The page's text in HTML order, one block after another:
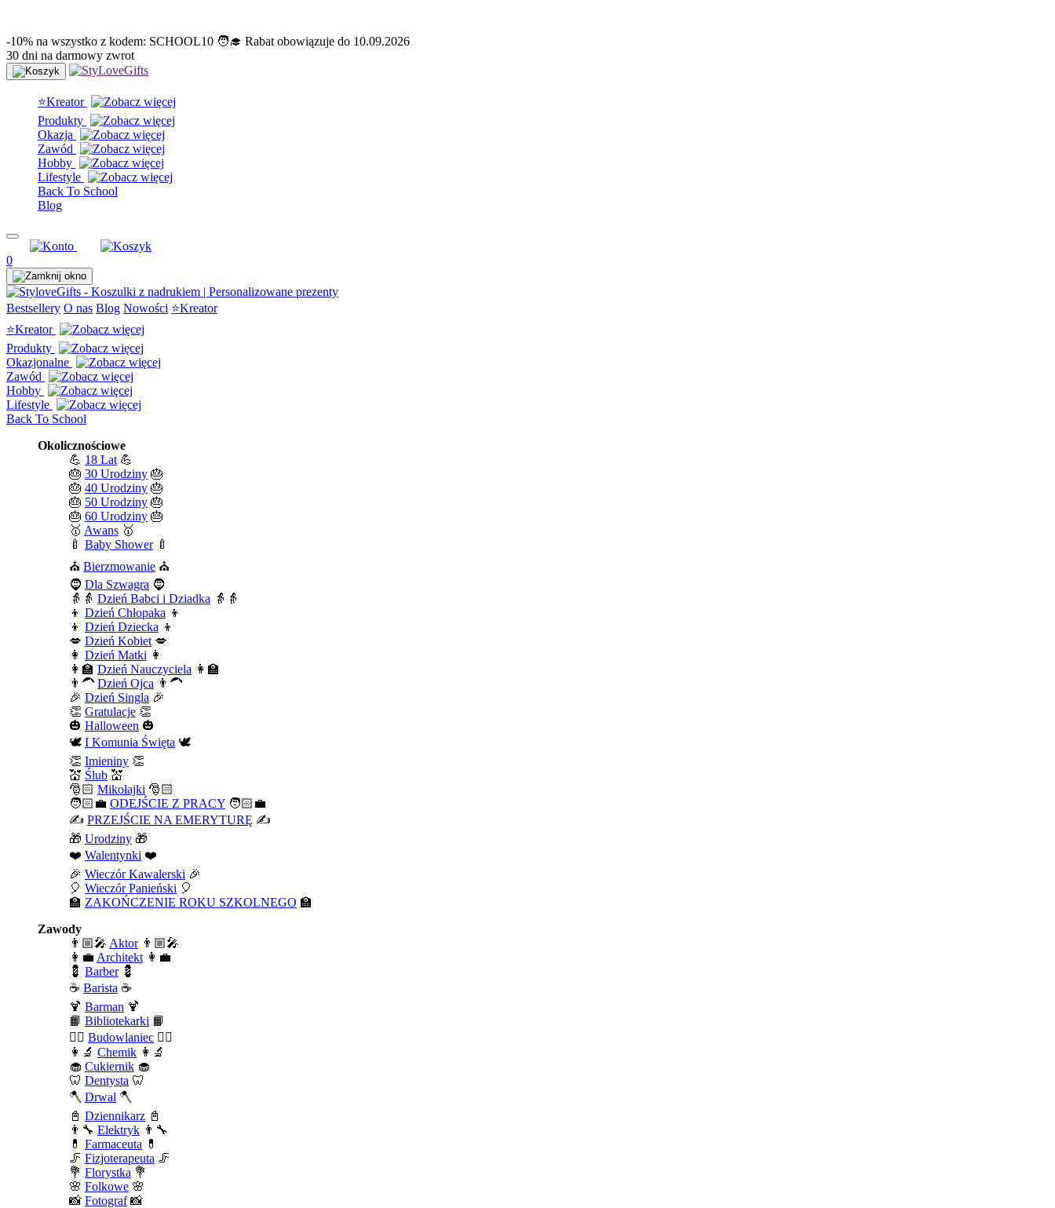
-10% na wszystko z kodem: SCHOOL10 🧑‍🎓 Rabat obowiązuje do 10.09.2026
30 dni na darmowy zwrot
⭐Kreator
Produkty
Okazja
Zawód
Hobby
Lifestyle
Back To School
Blog
0
Bestsellery O nas Blog Nowości ⭐Kreator
⭐Kreator
Produkty
Okazjonalne
Zawód
Hobby
Lifestyle
Back To School
Okolicznościowe
💪 18 Lat 💪
🎂 30 Urodziny 🎂
🎂 40 Urodziny 🎂
🎂 50 Urodziny 🎂
🎂 60 Urodziny 🎂
🥇 Awans 🥇
🍼 Baby Shower🍼
⛪ Bierzmowanie ⛪
🧔 Dla Szwagra 🧔
👵👵 Dzień Babci i Dziadka 👵👵
👦 Dzień Chłopaka 👦
👦 Dzień Dziecka 👦
💋 Dzień Kobiet 💋
👩 Dzień Matki 👩
👩‍🏫 Dzień Nauczyciela 👩‍🏫
👨‍🦱 Dzień Ojca 👨‍🦱
🎉 Dzień Singla 🎉
👏 Gratulacje 👏
🎃 Halloween 🎃
🕊️ I Komunia Święta 🕊️
👏 Imieniny 👏
💒 Ślub 💒
🎅🏻 Mikołajki 🎅🏻
🧑🏻‍💼 ODEJŚCIE Z PRACY 🧑🏻‍💼
✍️ PRZEJŚCIE NA EMERYTURĘ ✍️
🎁 Urodziny 🎁
❤️ Walentynki ❤️
🎉 Wieczór Kawalerski 🎉
🎈 Wieczór Panieński 🎈
🏫 ZAKOŃCZENIE ROKU SZKOLNEGO 🏫
Zawody
👨🏼‍🎤 Aktor👨🏼‍🎤
👩‍💼 Architekt 👩‍💼
💈 Barber💈
☕ Barista ☕
🍹 Barman 🍹
📙 Bibliotekarki 📙
👷‍♂️ Budowlaniec 👷‍♂️
👩‍🔬 Chemik 👩‍🔬
🧁 Cukiernik 🧁
🦷 Dentysta 🦷
🪓 Drwal 🪓
📓 Dziennikarz 📓
👨‍🔧 Elektryk 👨‍🔧
💊 Farmaceuta 💊
🦵 Fizjoterapeuta 🦵
💐 Florystka 💐
🌸 Folkowe 🌸
📸 Fotograf📸